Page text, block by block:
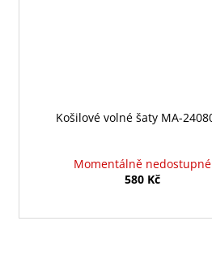
Košilové volné šaty MA-
Momentálně nedostupné
580 Kč